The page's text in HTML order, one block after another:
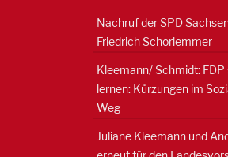
Nachruf der SPD
Friedrich Schorlemmer
Kleemann/ Schmidt:
lernen: Kürzungen im
Weg
Juliane Kleemann und